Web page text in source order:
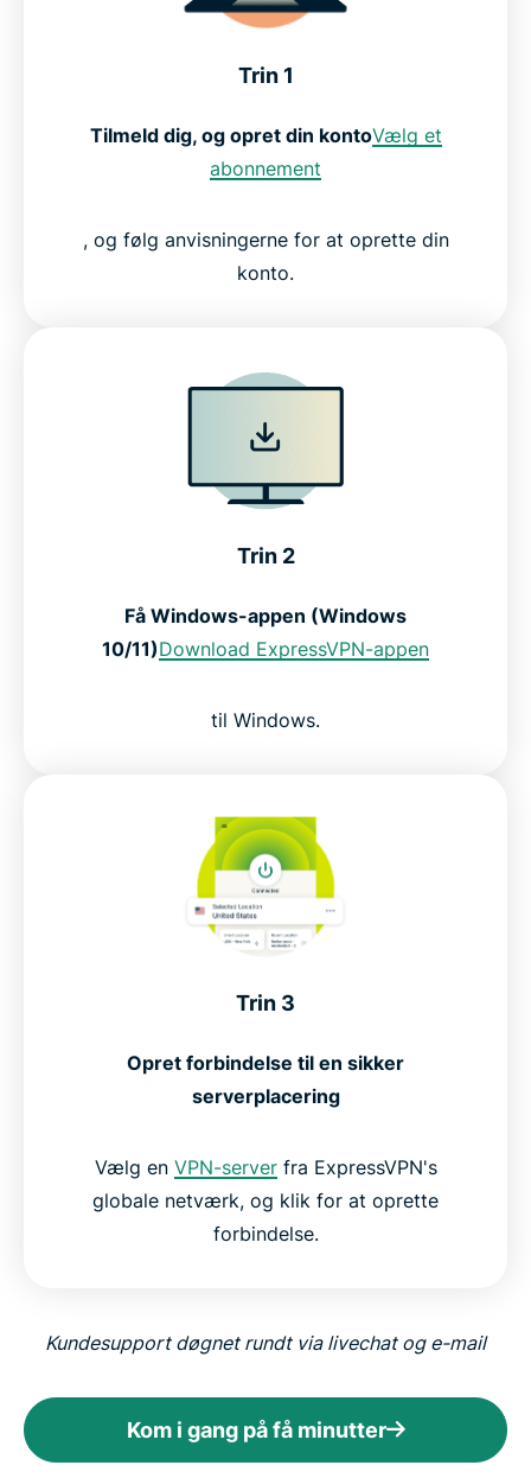
Trin 1
Tilmeld dig, og opret din kontoVælg et
abonnement
, og følg anvisningerne for at oprette din
konto.
Trin 2
Få Windows-appen (Windows
10/11)Download ExpressVPN-appen
til Windows.
Trin 3
Opret forbindelse til en sikker
serverplacering
Vælg en VPN-serverfra ExpressVPN's
globale netværk, og klik for at oprette
forbindelse.
Kundesupport døgnet rundt via livechat og e-mail
Kom i gang på få minutter